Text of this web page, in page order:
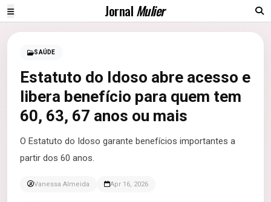
JornalMulier
SAÚDE
Estatuto do Idoso abre acesso e
libera benefício para quem tem
60, 63, 67 anos ou mais
O Estatuto do Idoso garante benefícios importantes a
partir dos 60 anos.
Vanessa Almeida Apr 16, 2026